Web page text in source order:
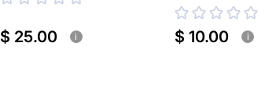
$ 25.00 i $ 10.00 i